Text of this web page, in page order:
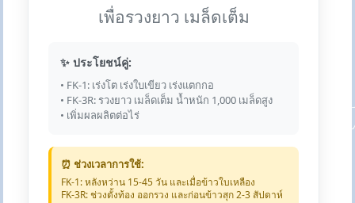
เพื่อรวงยาว เมล็ดเต็ม
✨ ประโยชน์คู่:
• FK-1: เร่งโต เร่งใบเขียว เร่งแตกกอ
• FK-3R: รวงยาว เมล็ดเต็ม น้ำหนัก 1,000 เมล็ดสูง
• เพิ่มผลผลิตต่อไร่
⏰ ช่วงเวลาการใช้:
FK-1: หลังหว่าน 15-45 วัน และเมื่อข้าวใบเหลือง
FK-3R: ช่วงตั้งท้อง ออกรวง และก่อนข้าวสุก 2-3 สัปดาห์